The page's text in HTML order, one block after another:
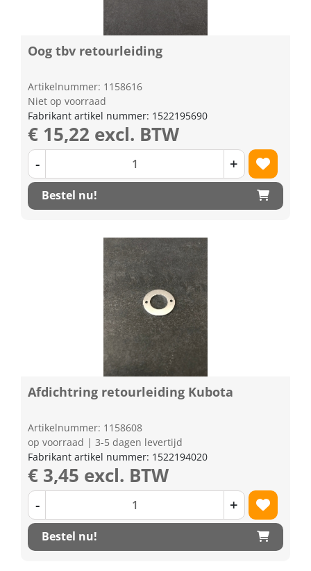
Oog tbv retourleiding
Artikelnummer: 1158616
Niet op voorraad
Fabrikant artikel nummer: 1522195690
€ 15,22 excl. BTW
- +
Bestel nu!
Afdichtring retourleiding Kubota
Artikelnummer: 1158608
op voorraad | 3-5 dagen levertijd
Fabrikant artikel nummer: 1522194020
€ 3,45 excl. BTW
- +
Bestel nu!